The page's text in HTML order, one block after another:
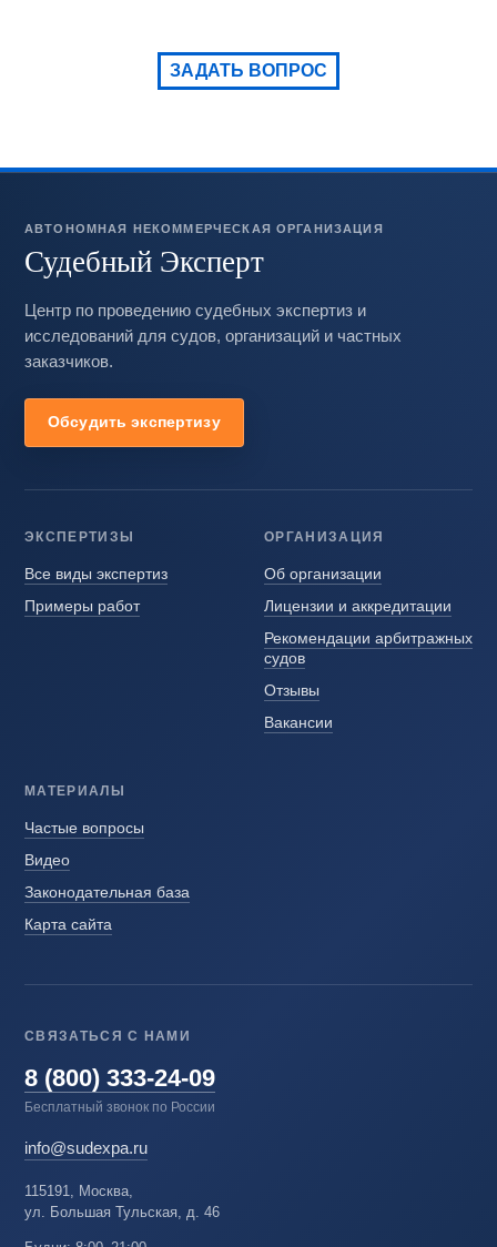
ЗАДАТЬ ВОПРОС
АВТОНОМНАЯ НЕКОММЕРЧЕСКАЯ ОРГАНИЗАЦИЯ
Судебный Эксперт
Центр по проведению судебных экспертиз и
исследований для судов, организаций и частных
заказчиков.
Обсудить экспертизу
ЭКСПЕРТИЗЫ
Все виды экспертиз
Примеры работ
ОРГАНИЗАЦИЯ
Об организации
Лицензии и аккредитации
Рекомендации арбитражных
судов
Отзывы
Вакансии
МАТЕРИАЛЫ
Частые вопросы
Видео
Законодательная база
Карта сайта
СВЯЗАТЬСЯ С НАМИ
8 (800) 333-24-09
Бесплатный звонок по России
info@sudexpa.ru
115191, Москва,
ул. Большая Тульская, д. 46